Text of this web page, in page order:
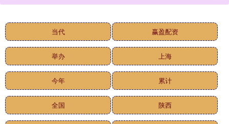
当代 赢盈配资
举办 上海
今年 累计
全国 陕西